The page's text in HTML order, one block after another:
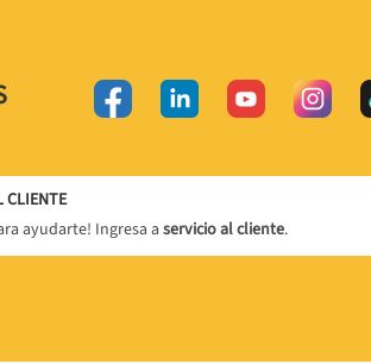
CLIENTE
ayudarte! Ingresa a servicio al cliente.